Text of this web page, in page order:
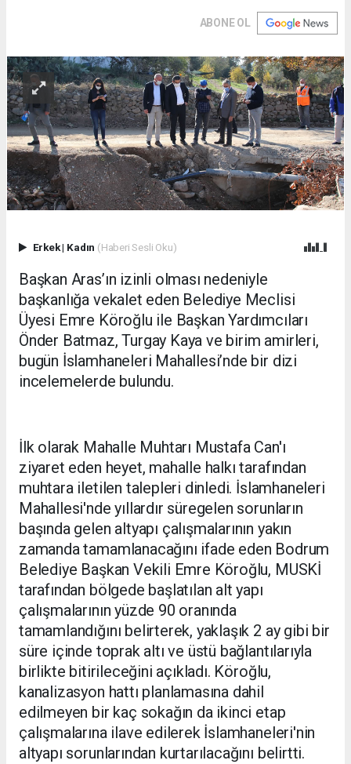
ABONE OL
Erkek| Kadın (Haberi Sesli Oku)
Başkan Aras’ın izinli olması nedeniyle
başkanlığa vekalet eden Belediye Meclisi
Üyesi Emre Köroğlu ile Başkan Yardımcıları
Önder Batmaz, Turgay Kaya ve birim amirleri,
bugün İslamhaneleri Mahallesi’nde bir dizi
incelemelerde bulundu.
İlk olarak Mahalle Muhtarı Mustafa Can'ı
ziyaret eden heyet, mahalle halkı tarafından
muhtara iletilen talepleri dinledi. İslamhaneleri
Mahallesi'nde yıllardır süregelen sorunların
başında gelen altyapı çalışmalarının yakın
zamanda tamamlanacağını ifade eden Bodrum
Belediye Başkan Vekili Emre Köroğlu, MUSKİ
tarafından bölgede başlatılan alt yapı
çalışmalarının yüzde 90 oranında
tamamlandığını belirterek, yaklaşık 2 ay gibi bir
süre içinde toprak altı ve üstü bağlantılarıyla
birlikte bitirileceğini açıkladı. Köroğlu,
kanalizasyon hattı planlamasına dahil
edilmeyen bir kaç sokağın da ikinci etap
çalışmalarına ilave edilerek İslamhaneleri'nin
altyapı sorunlarından kurtarılacağını belirtti.